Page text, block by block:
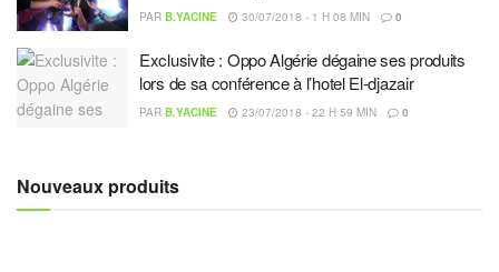
PAR B.YACINE 30/07/2018 - 1 H 08 MIN 0
Exclusivite : Oppo Algérie dégaine ses produits
lors de sa conférence à l’hotel El-djazair
PAR B.YACINE 23/07/2018 - 22 H 59 MIN 0
Nouveaux produits